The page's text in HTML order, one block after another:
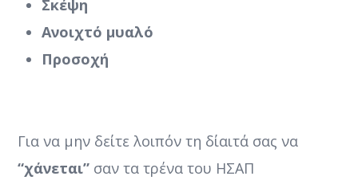
Σκέψη
Ανοιχτό μυαλό
Προσοχή
Για να μην δείτε λοιπόν τη δίαιτά σας να
“χάνεται” σαν τα τρένα του ΗΣΑΠ